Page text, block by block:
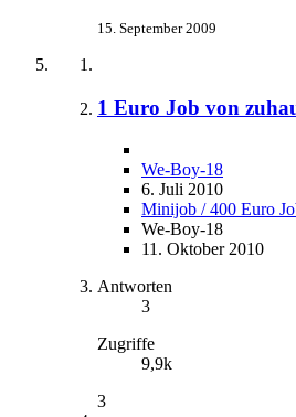
15. September 2009
1 Euro Job von
We-Boy-18
6. Juli 2010
Minijob / 400 Euro
We-Boy-18
11. Oktober 2010
Antworten
3
Zugriffe
9,9k
3